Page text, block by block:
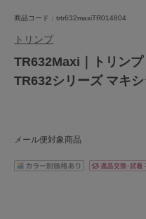
商品コード：trtr632maxiTR014804
トリンプ
TR632Maxi｜トリン
TR632シリーズ マキ
メール便対象商品